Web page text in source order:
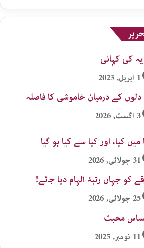
کی کہانی
1 اپریل, 2023
دلوں کے درمیان خاموشی کا فاصلہ
3 اگست, 2026
میں کیا، اور کیا سے کیا ہو گیا
31 جولائی, 2026
کو جہاں رتبۂ الہام دیا جائے!
25 جولائی, 2026
محبت
11 نومبر, 2025